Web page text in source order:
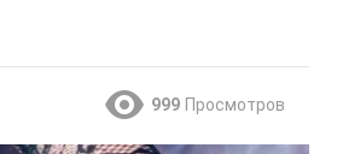
999 Просмотров